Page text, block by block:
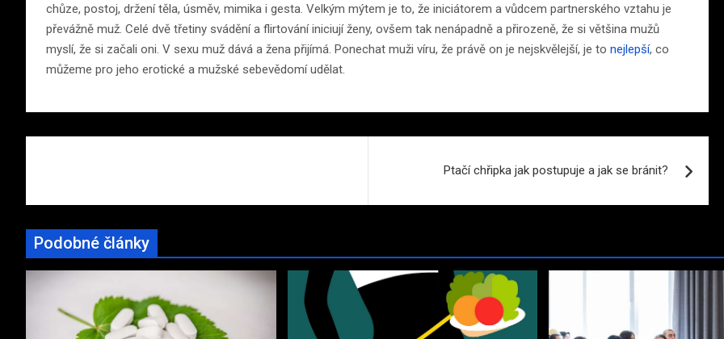
chůze, postoj, držení těla, úsměv, mimika i gesta. Velkým mýtem je to, že iniciátorem a vůdcem partnerského vztahu je
převážně muž. Celé dvě třetiny svádění a flirtování iniciují ženy, ovšem tak nenápadně a přirozeně, že si většina mužů
myslí, že si začali oni. V sexu muž dává a žena přijímá. Ponechat muži víru, že právě on je nejskvělejší, je to nejlepší, co
můžeme pro jeho erotické a mužské sebevědomí udělat.
Ptačí chřipka jak postupuje a jak se bránit?
Podobné články